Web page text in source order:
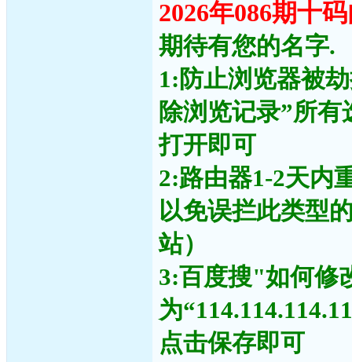
2026年086期十
期待有您的名字.
1:防止浏览器被
除浏览记录”所
打开即可
2:路由器1-2天内
以免误拦此类型
站）
3:百度搜"如何修
为
点击保存即可